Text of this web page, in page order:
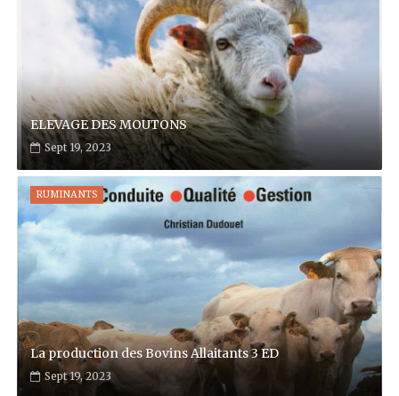
ELEVAGE DES MOUTONS
Sept 19, 2023
RUMINANTS
La production des Bovins Allaitants 3 ED
Sept 19, 2023